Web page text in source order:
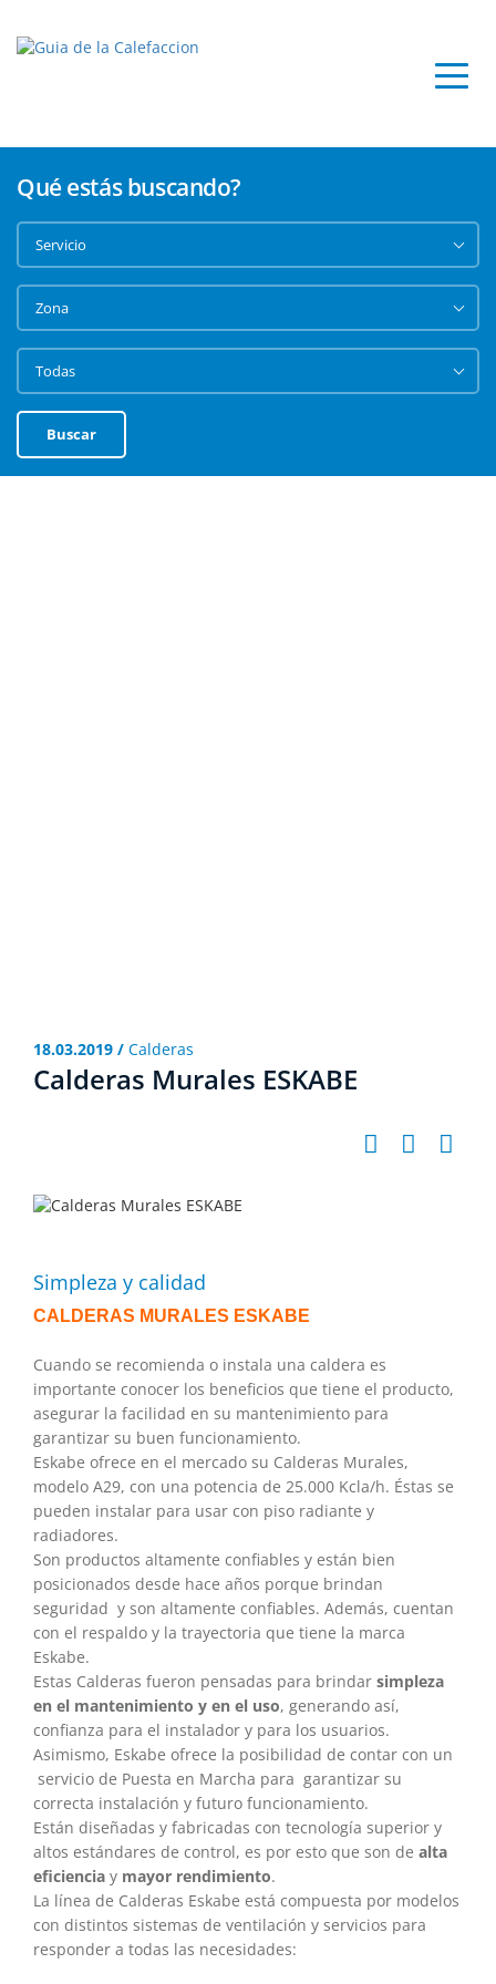
Qué estás buscando?
Buscar
18.03.2019 / Calderas
Calderas Murales ESKABE
Simpleza y calidad
CALDERAS MURALES ESKABE
Cuando se recomienda o instala una caldera es
importante conocer los beneficios que tiene el producto,
asegurar la facilidad en su mantenimiento para
garantizar su buen funcionamiento.
Eskabe ofrece en el mercado su Calderas Murales,
modelo A29, con una potencia de 25.000 Kcla/h. Éstas se
pueden instalar para usar con piso radiante y
radiadores.
Son productos altamente confiables y están bien
posicionados desde hace años porque brindan
seguridad y son altamente confiables. Además, cuentan
con el respaldo y la trayectoria que tiene la marca
Eskabe.
Estas Calderas fueron pensadas para brindar simpleza
en el mantenimiento y en el uso, generando así,
confianza para el instalador y para los usuarios.
Asimismo, Eskabe ofrece la posibilidad de contar con un
servicio de Puesta en Marcha para garantizar su
correcta instalación y futuro funcionamiento.
Están diseñadas y fabricadas con tecnología superior y
altos estándares de control, es por esto que son de alta
eficiencia y mayor rendimiento.
La línea de Calderas Eskabe está compuesta por modelos
con distintos sistemas de ventilación y servicios para
responder a todas las necesidades: